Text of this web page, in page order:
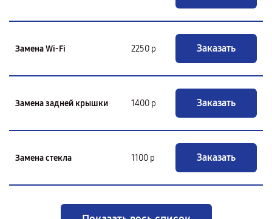
Замена Wi-Fi 2250 р Заказать
Замена задней крышки 1400 р Заказать
Замена стекла 1100 р Заказать